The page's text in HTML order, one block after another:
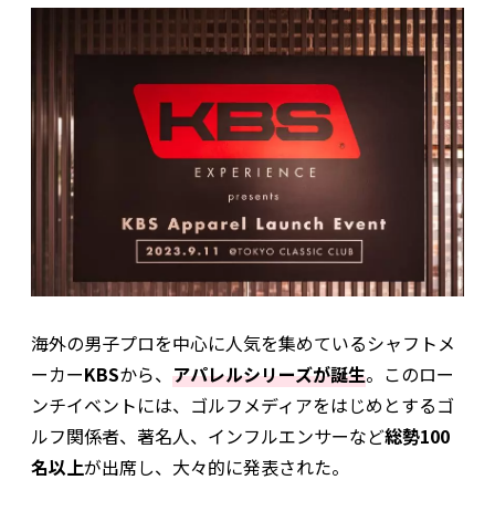
海外の男子プロを中心に人気を集めているシャフトメ
ーカーKBSから、 アパレルシリーズが誕生。このロー
ンチイベントには、ゴルフメディアをはじめとするゴ
ルフ関係者、著名人、インフルエンサーなど総勢100
名以上が出席し、大々的に発表された。